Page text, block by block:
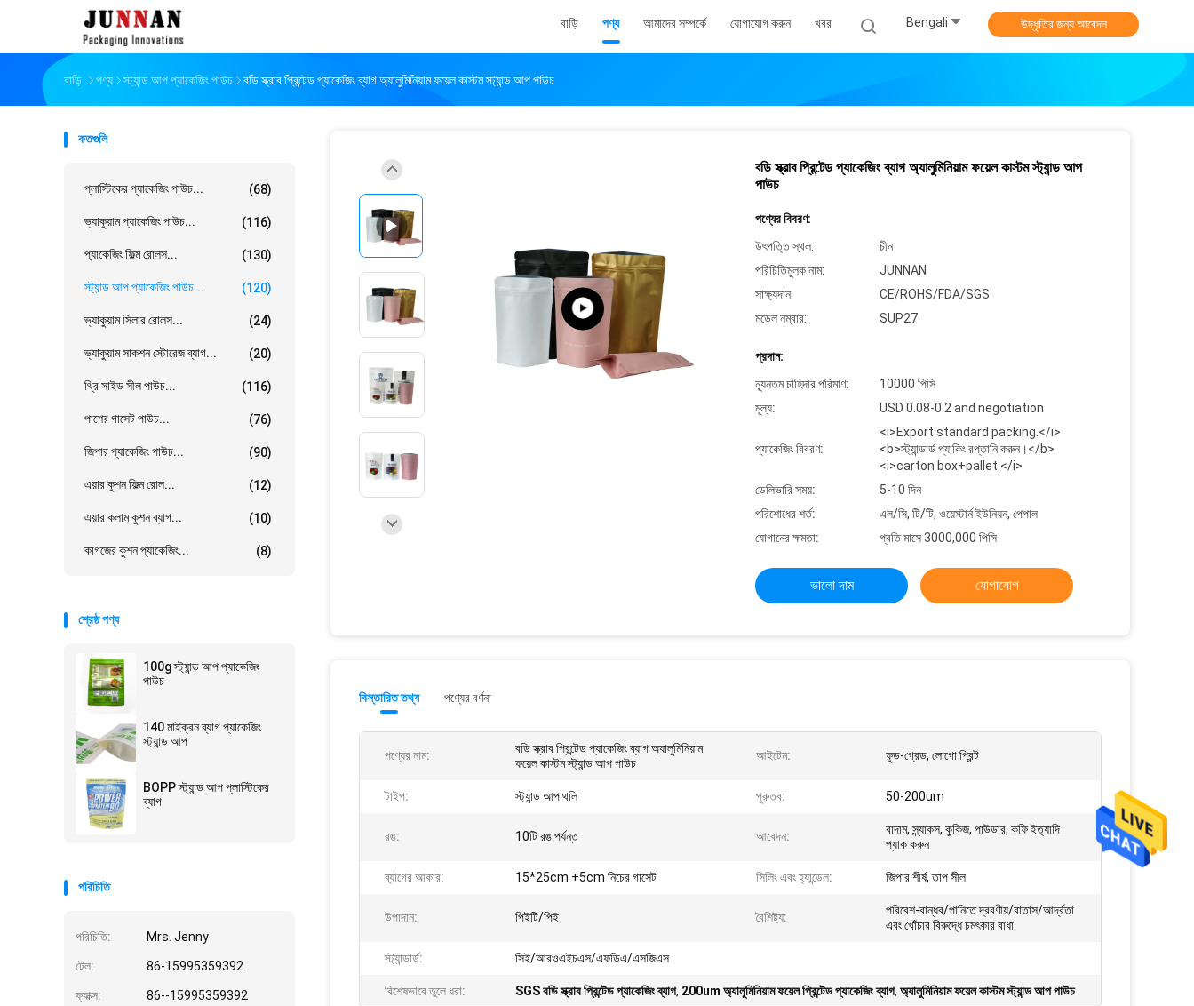
বাড়ি পণ্য আমাদের সম্পর্কে যোগাযোগ করুন খবর Bengali উদ্ধৃতির জন্য আবেদন
বাড়ি পণ্য স্ট্যান্ড আপ প্যাকেজিং পাউচ বডি স্ক্রাব প্রিন্টেড প্যাকেজিং ব্যাগ অ্যালুমিনিয়াম ফয়েল কাস্টম স্ট্যান্ড আপ পাউচ
কতগুলি
প্লাস্টিকের প্যাকেজিং পাউচ... (68)
ভ্যাকুয়াম প্যাকেজিং পাউচ... (116)
প্যাকেজিং ফিল্ম রোলস... (130)
স্ট্যান্ড আপ প্যাকেজিং পাউচ... (120)
ভ্যাকুয়াম সিলার রোলস... (24)
ভ্যাকুয়াম সাকশন স্টোরেজ ব্যাগ... (20)
থ্রি সাইড সীল পাউচ... (116)
পাশের গাসেট পাউচ... (76)
জিপার প্যাকেজিং পাউচ... (90)
এয়ার কুশন ফিল্ম রোল... (12)
এয়ার কলাম কুশন ব্যাগ... (10)
কাগজের কুশন প্যাকেজিং... (8)
শ্রেষ্ঠ পণ্য
100g স্ট্যান্ড আপ প্যাকেজিং
পাউচ
140 মাইক্রন ব্যাগ প্যাকেজিং
স্ট্যান্ড আপ
BOPP স্ট্যান্ড আপ প্লাস্টিকের
ব্যাগ
পরিচিতি
পরিচিতি: Mrs. Jenny
টেল: 86-15995359392
ফ্যাক্স: 86--15995359392
বডি স্ক্রাব প্রিন্টেড প্যাকেজিং ব্যাগ অ্যালুমিনিয়াম ফয়েল কাস্টম স্ট্যান্ড আপ
পাউচ
পণ্যের বিবরণ:
উৎপত্তি স্থল:
চীন
পরিচিতিমুলক নাম:
JUNNAN
সাক্ষ্যদান:
CE/ROHS/FDA/SGS
মডেল নম্বার:
SUP27
প্রদান:
ন্যূনতম চাহিদার পরিমাণ:
10000 পিসি
মূল্য:
USD 0.08-0.2 and negotiation
প্যাকেজিং বিবরণ:
<i>Export standard packing.</i>
<b>স্ট্যান্ডার্ড প্যাকিং রপ্তানি করুন।</b>
<i>carton box+pallet.</i>
ডেলিভারি সময়:
5-10 দিন
পরিশোধের শর্ত:
এল/সি, টি/টি, ওয়েস্টার্ন ইউনিয়ন, পেপাল
যোগানের ক্ষমতা:
প্রতি মাসে 3000,000 পিসি
ভালো দাম যোগাযোগ
বিস্তারিত তথ্য পণ্যের বর্ণনা
পণ্যের নাম:
বডি স্ক্রাব প্রিন্টেড প্যাকেজিং ব্যাগ অ্যালুমিনিয়াম
ফয়েল কাস্টম স্ট্যান্ড আপ পাউচ
আইটেম: ফুড-গ্রেড, লোগো প্রিন্ট
টাইপ: স্ট্যান্ড আপ থলি পুরুত্ব: 50-200um
রঙ: 10টি রঙ পর্যন্ত আবেদন:
বাদাম, স্ন্যাকস, কুকিজ, পাউডার, কফি ইত্যাদি
প্যাক করুন
ব্যাগের আকার: 15*25cm +5cm নিচের গাসেট সিলিং এবং হ্যান্ডেল: জিপার শীর্ষ, তাপ সীল
উপাদান: পিইটি/পিই বৈশিষ্ট্য:
পরিবেশ-বান্ধব/পানিতে দ্রবণীয়/বাতাস/আর্দ্রতা
এবং খোঁচার বিরুদ্ধে চমৎকার বাধা
স্ট্যান্ডার্ড: সিই/আরওএইচএস/এফডিএ/এসজিএস
বিশেষভাবে তুলে ধরা: SGS বডি স্ক্রাব প্রিন্টেড প্যাকেজিং ব্যাগ, 200um অ্যালুমিনিয়াম ফয়েল প্রিন্টেড প্যাকেজিং ব্যাগ, অ্যালুমিনিয়াম ফয়েল কাস্টম স্ট্যান্ড আপ পাউচ